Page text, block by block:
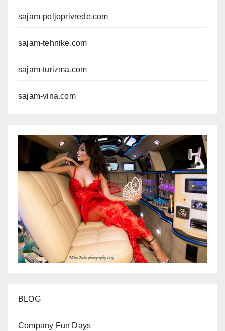
sajam-poljoprivrede.com
sajam-tehnike.com
sajam-turizma.com
sajam-vina.com
BLOG
Company Fun Days